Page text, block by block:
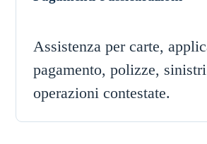
Assistenza per carte,
pagamento, polizze,
operazioni contestate.